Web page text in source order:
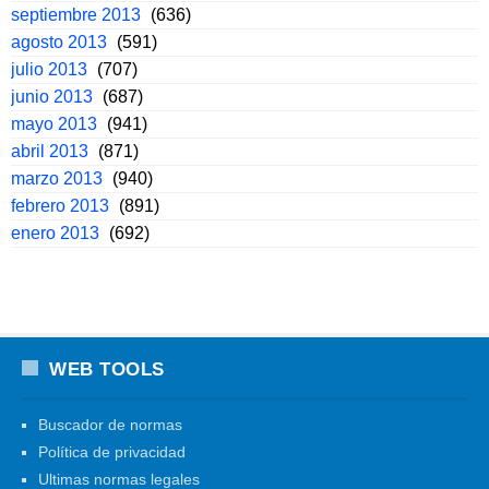
septiembre 2013 (636)
agosto 2013 (591)
julio 2013 (707)
junio 2013 (687)
mayo 2013 (941)
abril 2013 (871)
marzo 2013 (940)
febrero 2013 (891)
enero 2013 (692)
WEB TOOLS
Buscador de normas
Política de privacidad
Ultimas normas legales